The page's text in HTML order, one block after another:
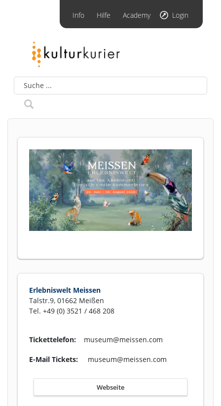
Info Hilfe Academy Login
Erlebniswelt Meissen
Talstr.9, 01662 Meißen
Tel. +49 (0) 3521 / 468 208
Tickettelefon: museum@meissen.com
E-Mail Tickets: museum@meissen.com
Webseite